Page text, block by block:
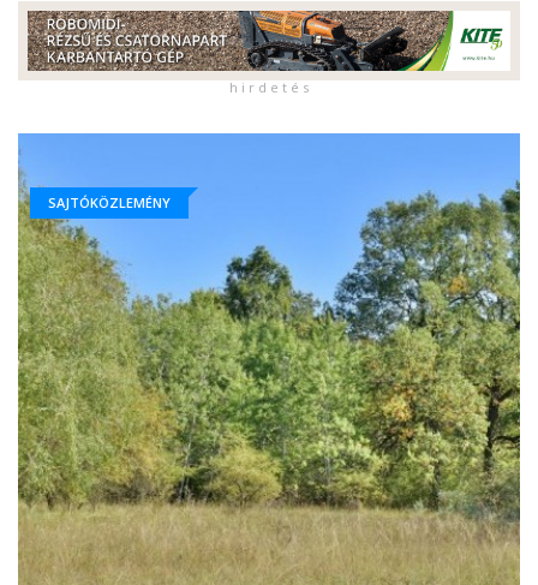
h i r d e t é s
SAJTÓKÖZLEMÉNY